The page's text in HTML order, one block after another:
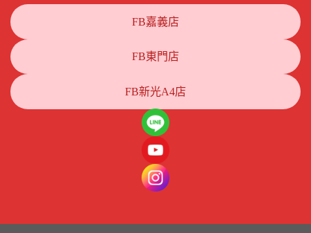
FB嘉義店
FB東門店
FB新光A4店